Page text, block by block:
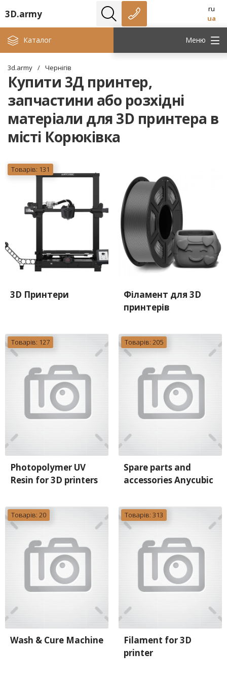
3D.army
ru
ua
Каталог Меню
3d.army / Чернігів
Купити 3Д принтер,
запчастини або розхідні
матеріали для 3D принтера в
місті Корюківка
Товарів: 131
3D Принтери
Філамент для 3D
принтерів
Товарів: 127
Photopolymer UV
Resin for 3D printers
Товарів: 205
Spare parts and
accessories Anycubic
Товарів: 20
Wash & Cure Machine
Товарів: 313
Filament for 3D
printer